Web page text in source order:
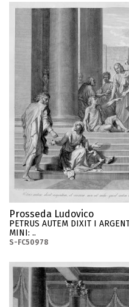
Prosseda Ludovico
PETRUS AUTEM DIXIT I
MINI: ..
S-FC50978